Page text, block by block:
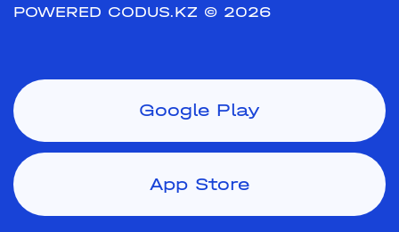
POWERED CODUS.KZ © 2026
Google Play
App Store